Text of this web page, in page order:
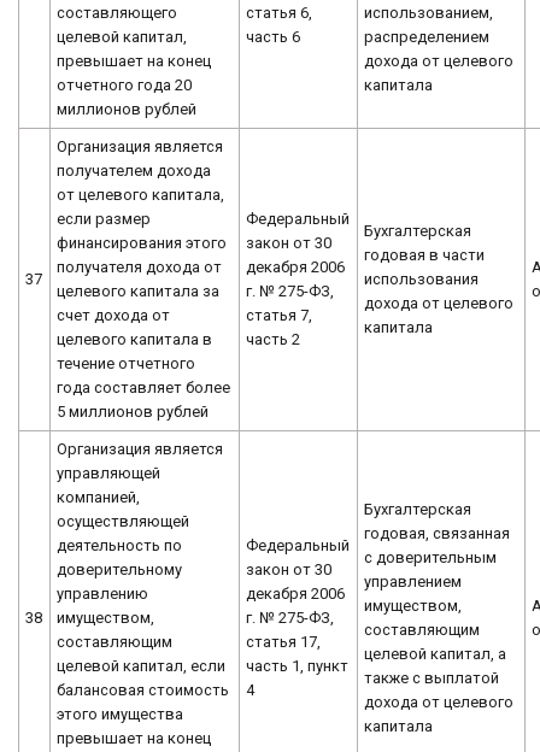
составляющего
целевой капитал,
превышает на конец
отчетного года 20
миллионов рублей
статья 6,
часть 6
использованием,
распределением
дохода от целевого
капитала
37
Организация является
получателем дохода
от целевого капитала,
если размер
финансирования этого
получателя дохода от
целевого капитала за
счет дохода от
целевого капитала в
течение отчетного
года составляет более
5 миллионов рублей
Федеральный
закон от 30
декабря 2006
г. № 275-ФЗ,
статья 7,
часть 2
Бухгалтерская
годовая в части
использования
дохода от целевого
капитала
38
Организация является
управляющей
компанией,
осуществляющей
деятельность по
доверительному
управлению
имуществом,
составляющим
целевой капитал, если
балансовая стоимость
этого имущества
превышает на конец
Федеральный
закон от 30
декабря 2006
г. № 275-ФЗ,
статья 17,
часть 1, пункт
4
Бухгалтерская
годовая, связанная
с доверительным
управлением
имуществом,
составляющим
целевой капитал, а
также с выплатой
дохода от целевого
капитала